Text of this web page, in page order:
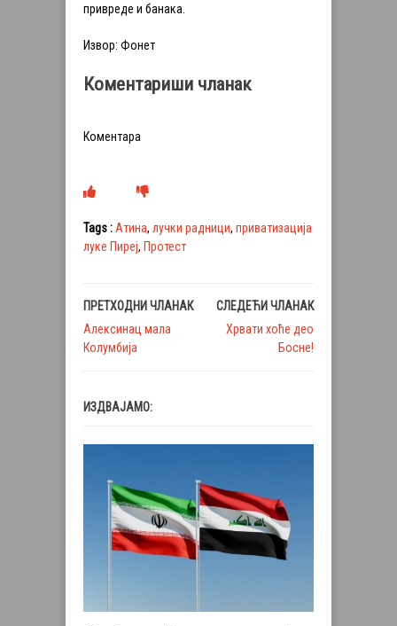
привреде и банака.
Извор: Фонет
Коментариши чланак
Коментара
Tags : Атина, лучки радници, приватизација
луке Пиреј, Протест
ПРЕТХОДНИ ЧЛАНАК
Алексинац мала
Колумбија
СЛЕДЕЋИ ЧЛАНАК
Хрвати хоће део
Босне!
ИЗДВАЈАМО: